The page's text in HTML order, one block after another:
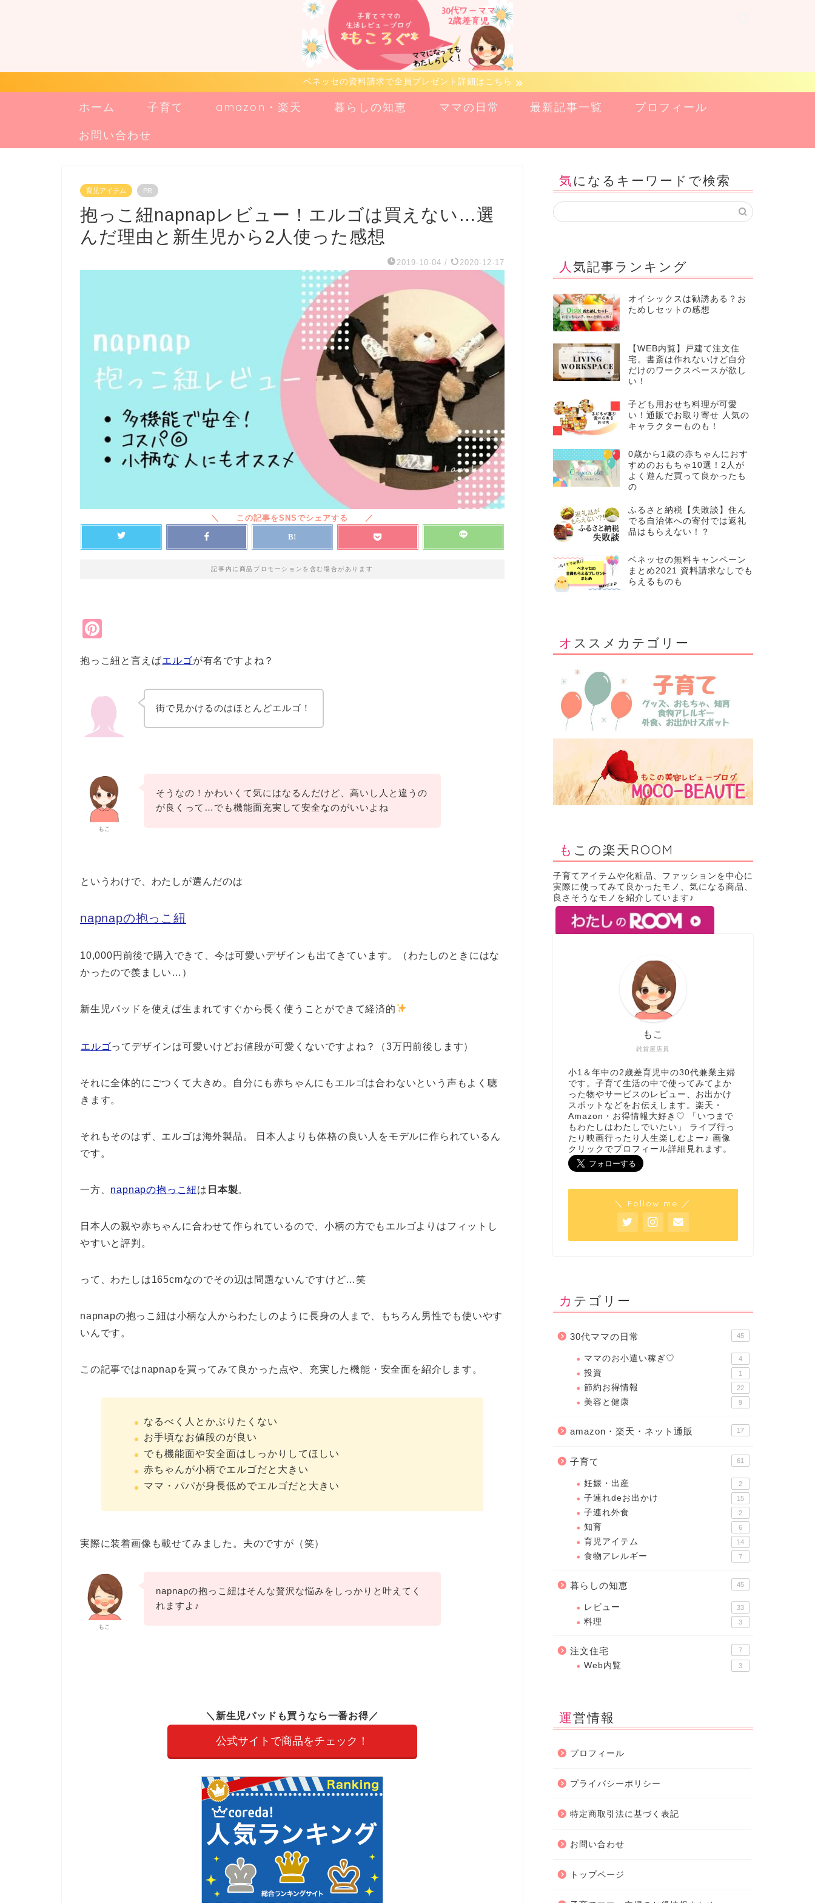
ベネッセの資料請求で全員プレゼント詳細はこちら
ホーム 子育て amazon・楽天 暮らしの知恵 ママの日常 最新記事一覧
プロフィール
お問い合わせ
育児アイテム PR
抱っこ紐napnapレビュー！エルゴは買えない…選
んだ理由と新生児から2人使った感想
2019-10-04 / 2020-12-17
記事内に商品プロモーションを含む場合があります
er
st
抱っこ紐と言えばエルゴが有名ですよね？
街で見かけるのはほとんどエルゴ！
もこ
そうなの！かわいくて気にはなるんだけど、高いし人と違うの
が良くって…でも機能面充実して安全なのがいいよね
というわけで、わたしが選んだのは
napnapの抱っこ紐
10,000円前後で購入できて、今は可愛いデザインも出てきています。（わたしのときにはな
かったので羨ましい…）
新生児パッドを使えば生まれてすぐから長く使うことができて経済的
エルゴってデザインは可愛いけどお値段が可愛くないですよね？（3万円前後します）
それに全体的にごつくて大きめ。自分にも赤ちゃんにもエルゴは合わないという声もよく聴
きます。
それもそのはず、エルゴは海外製品。 日本人よりも体格の良い人をモデルに作られているん
です。
一方、 napnapの抱っこ紐は 日本製。
日本人の親や赤ちゃんに合わせて作られているので、小柄の方でもエルゴよりはフィットし
やすいと評判。
って、わたしは165cmなのでその辺は問題ないんですけど…笑
napnapの抱っこ紐は小柄な人からわたしのように長身の人まで、もちろん男性でも使いやす
いんです。
この記事ではnapnapを買ってみて良かった点や、充実した機能・安全面を紹介します。
なるべく人とかぶりたくない
お手頃なお値段のが良い
でも機能面や安全面はしっかりしてほしい
赤ちゃんが小柄でエルゴだと大きい
ママ・パパが身長低めでエルゴだと大きい
実際に装着画像も載せてみました。夫のですが（笑）
もこ
napnapの抱っこ紐はそんな贅沢な悩みをしっかりと叶えてく
れますよ♪
＼新生児パッドも買うなら一番お得／
公式サイトで商品をチェック！
気になるキーワードで検索
人気記事ランキング
オイシックスは勧誘ある？お
ためしセットの感想
【WEB内覧】戸建て注文住
宅。書斎は作れないけど自分
だけのワークスペースが欲し
い！
子ども用おせち料理が可愛
い！通販でお取り寄せ 人気の
キャラクターものも！
0歳から1歳の赤ちゃんにおす
すめのおもちゃ10選！2人が
よく遊んだ買って良かったも
の
ふるさと納税【失敗談】住ん
でる自治体への寄付では返礼
品はもらえない！？
ベネッセの無料キャンペーン
まとめ2021 資料請求なしでも
らえるものも
オススメカテゴリー
もこの楽天ROOM
子育てアイテムや化粧品、ファッションを中心に
実際に使ってみて良かったモノ、気になる商品、
良さそうなモノを紹介しています♪
雑貨屋店員
もこ
小1＆年中の2歳差育児中の30代兼業主婦
です。子育て生活の中で使ってみてよか
った物やサービスのレビュー、お出かけ
スポットなどをお伝えします。楽天・
Amazon・お得情報大好き♡ 「いつまで
もわたしはわたしでいたい」 ライブ行っ
たり映画行ったり人生楽しむよー♪ 画像
クリックでプロフィール詳細見れます。
＼ Follow me ／
カテゴリー
30代ママの日常 45
ママのお小遣い稼ぎ♡ 4
投資 1
節約お得情報 22
美容と健康 9
amazon・楽天・ネット通販 17
子育て 61
妊娠・出産 2
子連れdeお出かけ 15
子連れ外食 2
知育 6
育児アイテム 14
食物アレルギー 7
暮らしの知恵 45
レビュー 33
料理 3
注文住宅 7
Web内覧 3
運営情報
プロフィール
プライバシーポリシー
特定商取引法に基づく表記
お問い合わせ
トップページ